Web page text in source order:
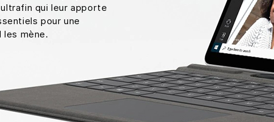
qui leur apporte
pour une
mène.